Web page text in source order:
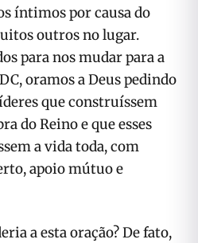
íntimos por causa do
outros no lugar.
para nos mudar para a
oramos a Deus pedindo
que construíssem
do Reino e que esses
a vida toda, com
apoio mútuo e
a esta oração? De fato,